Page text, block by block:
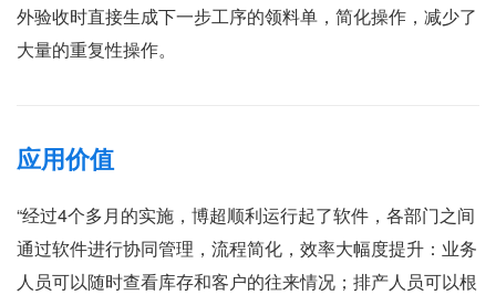
外验收时直接生成下一步工序的领料单，简化操作，减少了
大量的重复性操作。
应用价值
“经过4个多月的实施，博超顺利运行起了软件，各部门之间
通过软件进行协同管理，流程简化，效率大幅度提升：业务
人员可以随时查看库存和客户的往来情况；排产人员可以根